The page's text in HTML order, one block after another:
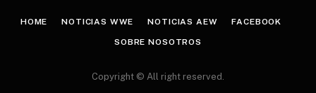
HOME NOTICIAS WWE NOTICIAS AEW FACEBOOK
SOBRE NOSOTROS
Copyright © All right reserved.